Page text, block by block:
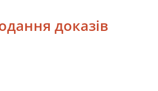
доказів